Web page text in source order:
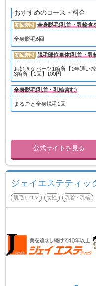
おすすめのコース・料金
初回割引 全身脱毛(乳首・乳輪含
全身脱毛6回
初回割引 脱毛部位単体(乳首・乳
お好きなパーツ1箇所【1年通い
3箇所【1回】100円
全身脱毛(乳首・乳輪含む)
まるごと全身脱毛1回
公式サイトを見る
ジェイエステティッ
脱毛サロン 女性 乳首・乳輪